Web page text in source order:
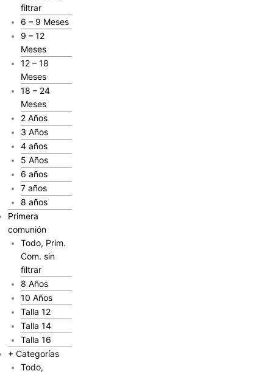
filtrar
6 – 9 Meses
9 – 12
Meses
12 – 18
Meses
18 – 24
Meses
2 Años
3 Años
4 años
5 Años
6 años
7 años
8 años
Primera
comunión
Todo, Prim.
Com. sin
filtrar
8 Años
10 Años
Talla 12
Talla 14
Talla 16
+ Categorías
Todo,